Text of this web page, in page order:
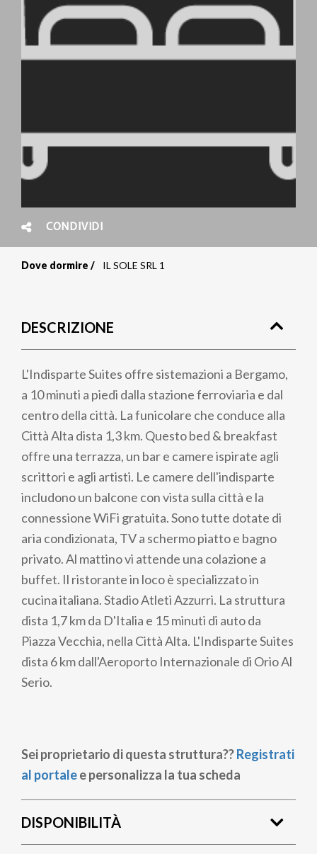
CONDIVIDI
pane
Dove dormire IL SOLE SRL 1
DESCRIZIONE
L'Indisparte Suites offre sistemazioni a Bergamo,
a 10 minuti a piedi dalla stazione ferroviaria e dal
centro della città. La funicolare che conduce alla
Città Alta dista 1,3 km. Questo bed & breakfast
offre una terrazza, un bar e camere ispirate agli
scrittori e agli artisti. Le camere dell'indisparte
includono un balcone con vista sulla città e la
connessione WiFi gratuita. Sono tutte dotate di
aria condizionata, TV a schermo piatto e bagno
privato. Al mattino vi attende una colazione a
buffet. Il ristorante in loco è specializzato in
cucina italiana. Stadio Atleti Azzurri. La struttura
dista 1,7 km da D'Italia e 15 minuti di auto da
Piazza Vecchia, nella Città Alta. L'Indisparte Suites
dista 6 km dall'Aeroporto Internazionale di Orio Al
Serio.
Sei proprietario di questa struttura??Registrati
al portalee personalizza la tua scheda
DISPONIBILITÀ